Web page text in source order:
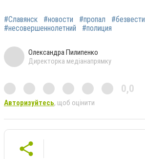
#Славянск #новости #пропал
#безвести
#несовершеннолетний
#полиция
Олександра Пилипенко
Директорка медіанапрямку
0,0
Авторизуйтесь, щоб оцінити